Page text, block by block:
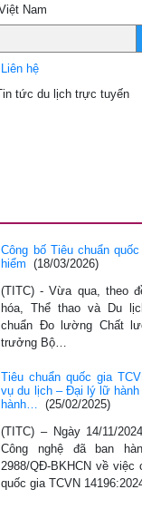
Liên hệ
Công bố Tiêu chuẩn
hiểm
(18/03/2026)
(TITC) - Vừa qua, theo
hóa, Thể thao và Du
chuẩn Đo lường Chất
trưởng Bộ…
Tiêu chuẩn quốc gia
vụ du lịch – Đại lý lữ
hành…
(25/02/2025)
(TITC) – Ngày 14/11/
Công nghệ đã ban
2988/QĐ-BKHCN về việc
quốc gia TCVN